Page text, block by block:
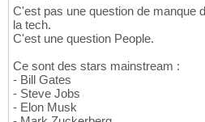
C'est pas une question de manque
la tech.
C'est une question People.
Ce sont des stars mainstream :
- Bill Gates
- Steve Jobs
- Elon Musk